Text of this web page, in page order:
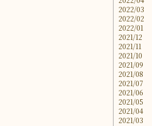
2022/03
2022/02
2022/01
2021/12
2021/11
2021/10
2021/09
2021/08
2021/07
2021/06
2021/05
2021/04
2021/03